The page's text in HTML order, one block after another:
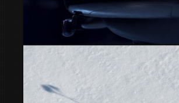
Mercedes 190 SL 1962